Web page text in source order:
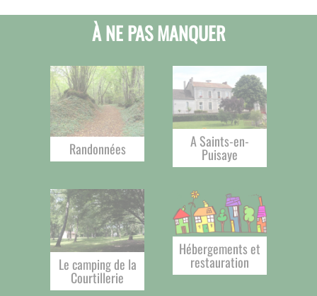
À NE PAS MANQUER
Randonnées A Saints-en-
Puisaye
Le camping de la
Courtillerie
Hébergements et
restauration